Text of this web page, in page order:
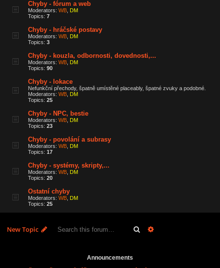
Chyby - fórum a web
Moderators: WB DM
Topics: 7
Chyby - hráčské postavy
Moderators: WB DM
Topics: 3
Chyby - kouzla, odbornosti, dovednosti,...
Moderators: WB DM
Topics: 90
Chyby - lokace
Nefunkční přechody, špatně umístěné placeably, špatné zvuky a podobné.
Moderators: WB DM
Topics: 25
Chyby - NPC, bestie
Moderators: WB DM
Topics: 23
Chyby - povolání a subrasy
Moderators: WB DM
Topics: 17
Chyby - systémy, skripty,...
Moderators: WB DM
Topics: 20
Ostatní chyby
Moderators: WB DM
Topics: 25
New Topic Search
Announcements